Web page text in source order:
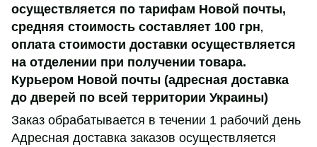
осуществляется по тарифам Новой почты,
средняя стоимость составляет 100 грн,
оплата стоимости доставки осуществляется
на отделении при получении товара.
Курьером Новой почты (адресная доставка
до дверей по всей территории Украины)
Заказ обрабатывается в течении 1 рабочий день
Адресная доставка заказов осуществляется